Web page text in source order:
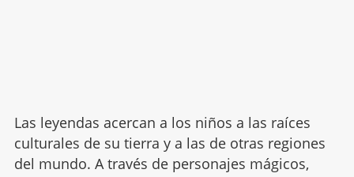
Las leyendas acercan a los niños a las raíces
culturales de su tierra y a las de otras regiones
del mundo. A través de personajes mágicos,